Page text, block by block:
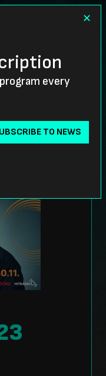
✕
every
TO NEWS